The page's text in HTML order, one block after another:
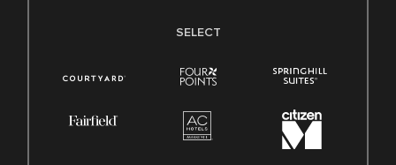
SELECT